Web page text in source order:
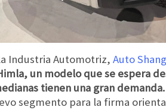
Industria Automotriz, Auto
un modelo que se espera
tienen una gran demanda.
segmento para la firma